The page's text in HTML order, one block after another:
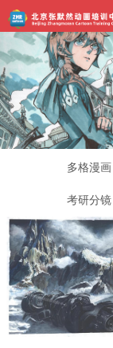
多格漫画
考研分镜